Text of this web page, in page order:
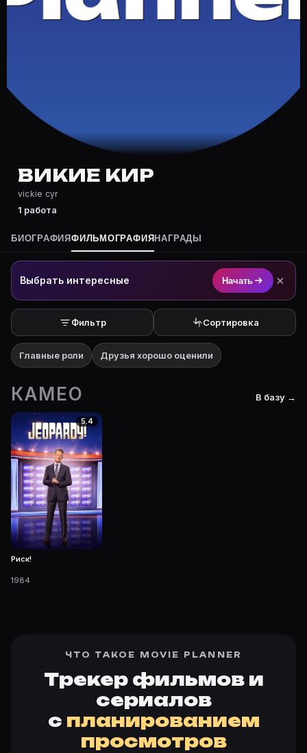
Где снимался Викие Кир?
Викие Кир — актёр. Биография и роли на карточке
Где открыть фильмографию Викие Кир?
На Movie Planner: https://movie-planner.ru/s/
ВИКИЕ КИР
vickie cyr
1 работа
БИОГРАФИЯФИЛЬМОГРАФИЯ НАГРАДЫ
Выбрать интересные Начать ×
Фильтр Сортировка
Главные роли Друзья хорошо оценили
КАМЕО В базу →
5.4
Риск!
1984
ЧТО ТАКОЕ MOVIE PLANNER
Трекер фильмов и
сериалов
с планированием
просмотров